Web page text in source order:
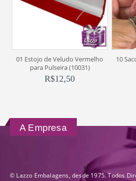
01 Estojo de Veludo Vermelho
para Pulseira (10031)
R$12,50
10
A Empresa
© Lazzo Embalagens, desde 1975. Todos